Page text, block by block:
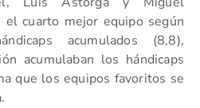
el cuarto mejor equipo según
acumulados (8,8),
acumulaban los hándicaps
que los equipos favoritos se